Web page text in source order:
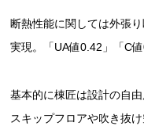
断熱性能に関しては外張
実現。「UA値0.42」「C
基本的に棟匠は設計の自
スキップフロアや吹き抜